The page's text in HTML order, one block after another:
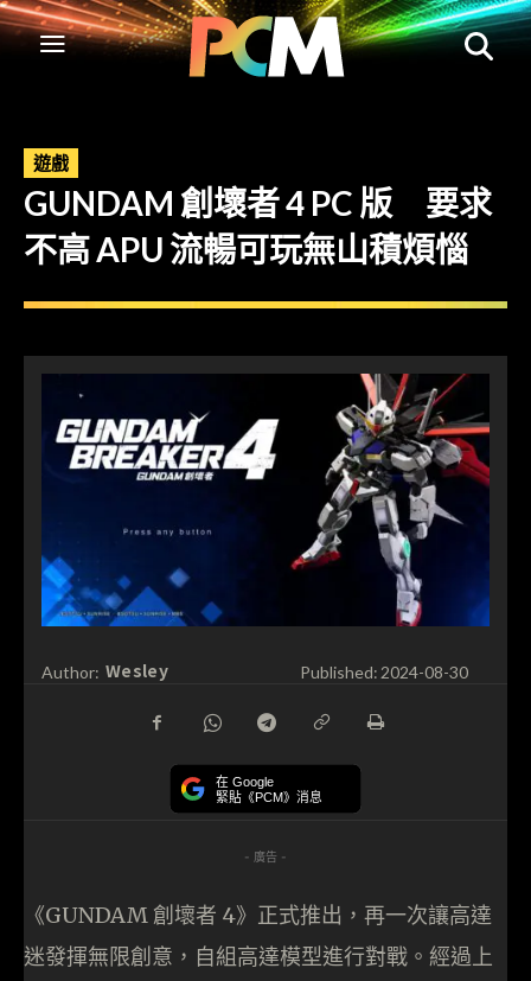
遊戲
GUNDAM 創壞者 4 PC 版 要求
不高 APU 流暢可玩無山積煩惱
Author: Wesley Published: 2024-08-30
在 Google
緊貼《PCM》消息
- 廣告 -
《GUNDAM 創壞者 4》正式推出，再一次讓高達
迷發揮無限創意，自組高達模型進行對戰。經過上